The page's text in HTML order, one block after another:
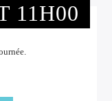
11H00